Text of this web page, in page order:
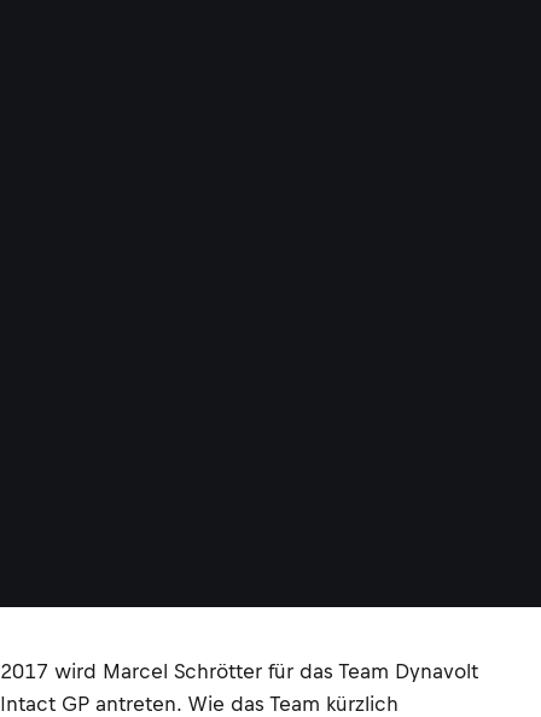
2017 wird Marcel Schrötter für das Team Dynavolt
Intact GP antreten. Wie das Team kürzlich